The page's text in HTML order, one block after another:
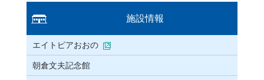
施設情報
エイトピアおおの
朝倉文夫記念館